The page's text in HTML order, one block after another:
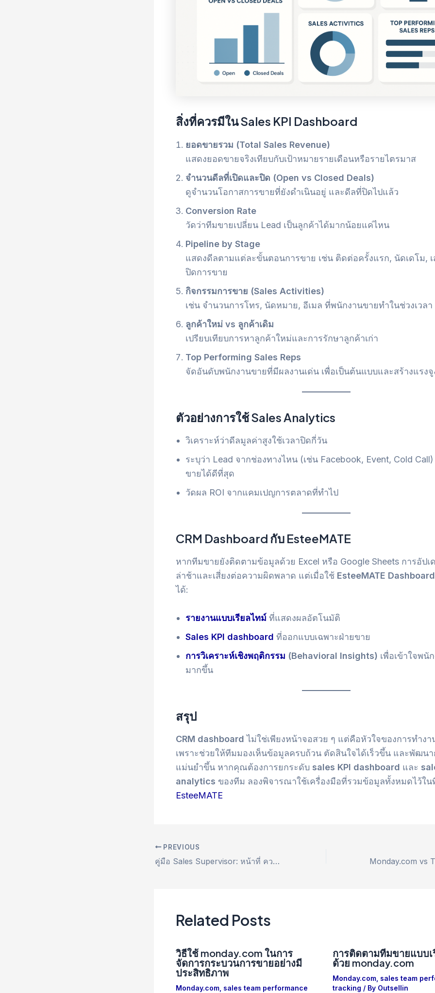
สิ่งที่ควรมีใน Sales KPI Dashboard
ยอดขายรวม (Total Sales Revenue)
แสดงยอดขายจริงเทียบกับเป้าหมายรายเดือนหรือรายไตรมาส
จำนวนดีลที่เปิดและปิด (Open vs Closed Deals)
ดูจำนวนโอกาสการขายที่ยังดำเนินอยู่ และดีลที่ปิดไปแล้ว
Conversion Rate
วัดว่าทีมขายเปลี่ยน Lead เป็นลูกค้าได้มากน้อยแค่ไหน
Pipeline by Stage
แสดงดีลตามแต่ละขั้นตอนการขาย เช่น ติดต่อครั้งแรก, นัดเดโม,
ปิดการขาย
กิจกรรมการขาย (Sales Activities)
เช่น จำนวนการโทร, นัดหมาย, อีเมล ที่พนักงานขายทำในช่วงเวลา
ลูกค้าใหม่ vs ลูกค้าเดิม
เปรียบเทียบการหาลูกค้าใหม่และการรักษาลูกค้าเก่า
Top Performing Sales Reps
จัดอันดับพนักงานขายที่มีผลงานเด่น เพื่อเป็นต้นแบบและสร้างแรงจู
ตัวอย่างการใช้ Sales Analytics
วิเคราะห์ว่าดีลมูลค่าสูงใช้เวลาปิดกี่วัน
ระบุว่า Lead จากช่องทางไหน (เช่น Facebook, Event, Cold
ขายได้ดีที่สุด
วัดผล ROI จากแคมเปญการตลาดที่ทำไป
CRM Dashboard กับ EsteeMATE
หากทีมขายยังติดตามข้อมูลด้วย Excel หรือ Google Sheets การอัป
ล่าช้าและเสี่ยงต่อความผิดพลาด แต่เมื่อใช้ EsteeMATE Dashboard
ได้:
รายงานแบบเรียลไทม์ ที่แสดงผลอัตโนมัติ
Sales KPI dashboard ที่ออกแบบเฉพาะฝ่ายขาย
การวิเคราะห์เชิงพฤติกรรม (Behavioral Insights) เพื่อเข้าใจพนั
มากขึ้น
สรุป
CRM dashboard ไม่ใช่เพียงหน้าจอสวย ๆ แต่คือหัวใจของการทำงา
เพราะช่วยให้ทีมมองเห็นข้อมูลครบถ้วน ตัดสินใจได้เร็วขึ้น และพัฒน
แม่นยำขึ้น หากคุณต้องการยกระดับ sales KPI dashboard และ
analytics ของทีม ลองพิจารณาใช้เครื่องมือที่รวมข้อมูลทั้งหมดไว้ใน
EsteeMATE
Post
navigation
PREVIOUS
คู่มือ Sales Supervisor: หน้าที่ ความรับผิดชอบ และทักษะสำคัญ
Related Posts
วิธีใช้ monday.com ในการ
จัดการกระบวนการขายอย่างมี
ประสิทธิภาพ
Monday.com sales team performance
การติดตามทีมขายแบบเ
ด้วย monday.com
Monday.com, sales team
tracking / By Outsellin